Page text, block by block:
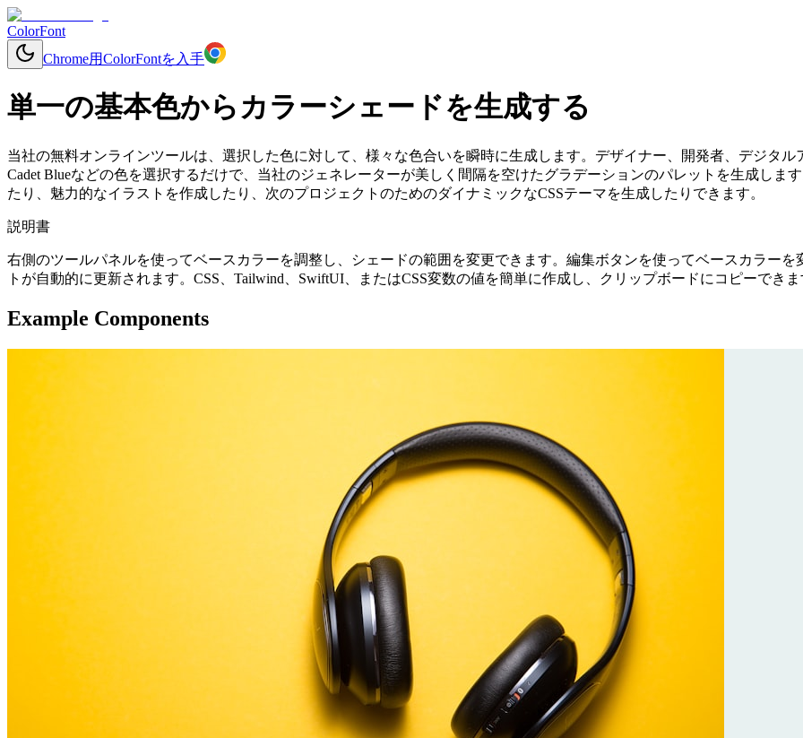
ColorFont
Chrome用ColorFontを入手
単一の基本色からカラーシェードを生成する
当社の無料オンラインツールは、選択した色に対して、様々な色合いを瞬時に生成します。デザイナー、開発者、デジタル
Cadet Blueなどの色を選択するだけで、当社のジェネレーターが美しく間隔を空けたグラデーションのパレットを生成しま
たり、魅力的なイラストを作成したり、次のプロジェクトのためのダイナミックなCSSテーマを生成したりできます。
説明書
右側のツールパネルを使ってベースカラーを調整し、シェードの範囲を変更できます。編集ボタンを使ってベースカラー
トが自動的に更新されます。CSS、Tailwind、SwiftUI、またはCSS変数の値を簡単に作成し、クリップボードにコピーできま
Example Components